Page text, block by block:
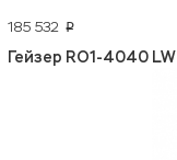
185 532 p
Гейзер RO1-4040 LW